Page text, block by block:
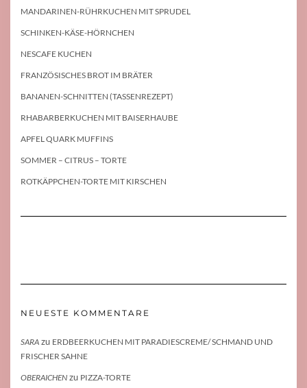
MANDARINEN-RÜHRKUCHEN MIT SPRUDEL
SCHINKEN-KÄSE-HÖRNCHEN
NESCAFE KUCHEN
FRANZÖSISCHES BROT IM BRÄTER
BANANEN-SCHNITTEN (TASSENREZEPT)
RHABARBERKUCHEN MIT BAISERHAUBE
APFEL QUARK MUFFINS
SOMMER – CITRUS – TORTE
ROTKÄPPCHEN-TORTE MIT KIRSCHEN
NEUESTE KOMMENTARE
SARA zu ERDBEERKUCHEN MIT PARADIESCREME/ SCHMAND UND
FRISCHER SAHNE
OBERAICHEN zu PIZZA-TORTE